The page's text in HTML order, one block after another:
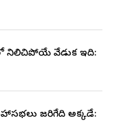
నిలిచిపోయే వేడుక ఇది:
జరిగేది అక్కడే: